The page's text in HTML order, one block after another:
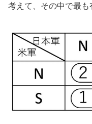
考えて、その中で最も